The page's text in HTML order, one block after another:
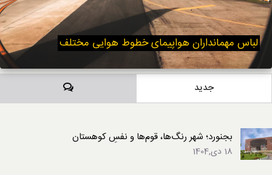
لباس مهمانداران هواپیمای خطوط هوایی مختلف
جدید دیدگاه‌ها
بجنورد؛ شهر رنگ‌ها، قوم‌ها و نفسِ کوهستان
18 دی,1404